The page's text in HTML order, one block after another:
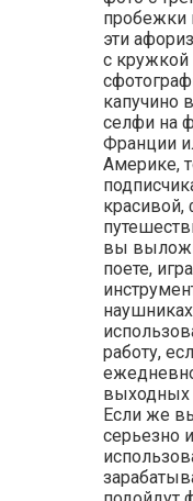
пробежки
эти
с кружкой
капучино
селфи на
Франции
Америке,
красивой,
вы
поете,
работу,
выходных
Если же
серьезно